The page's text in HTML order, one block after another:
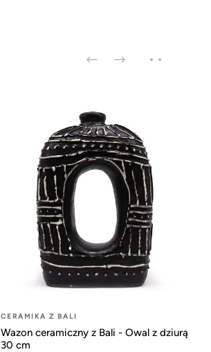
CERAMIKA Z BALI
Wazon ceramiczny z Bali - Owal z dziurą
30 cm